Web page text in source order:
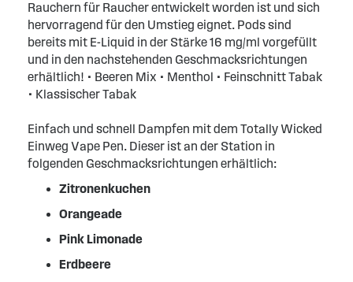
Rauchern für Raucher entwickelt worden ist und sich
hervorragend für den Umstieg eignet. Pods sind
bereits mit E-Liquid in der Stärke 16 mg/ml vorgefüllt
und in den nachstehenden Geschmacksrichtungen
erhältlich! • Beeren Mix • Menthol • Feinschnitt Tabak
• Klassischer Tabak
Einfach und schnell Dampfen mit dem Totally Wicked
Einweg Vape Pen. Dieser ist an der Station in
folgenden Geschmacksrichtungen erhältlich:
Zitronenkuchen
Orangeade
Pink Limonade
Erdbeere